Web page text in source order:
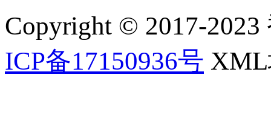
Copyright © 2017-2023
ICP备17150936号